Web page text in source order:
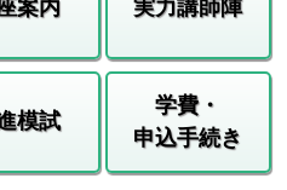
案内 実力講師陣
模試
学費・
申込手続き